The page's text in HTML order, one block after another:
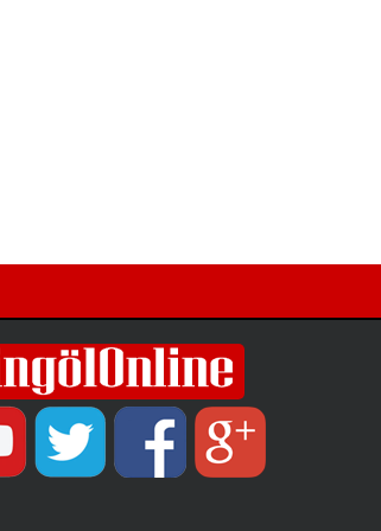
40 bin ton asfalt serimi